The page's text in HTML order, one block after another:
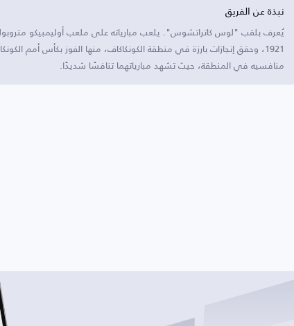
نبذة عن الفريق
يُعرف بلقب "لوس كاتراتشوس". يلعب مبارياته على ملعب أوليمبيكو
1921، وحقق إنجازات بارزة في منطقة الكونكاكاف، منها الفوز بكأس أمم
منافسيه في المنطقة، حيث تشهد مبارياتهما تنافسًا شديدًا.